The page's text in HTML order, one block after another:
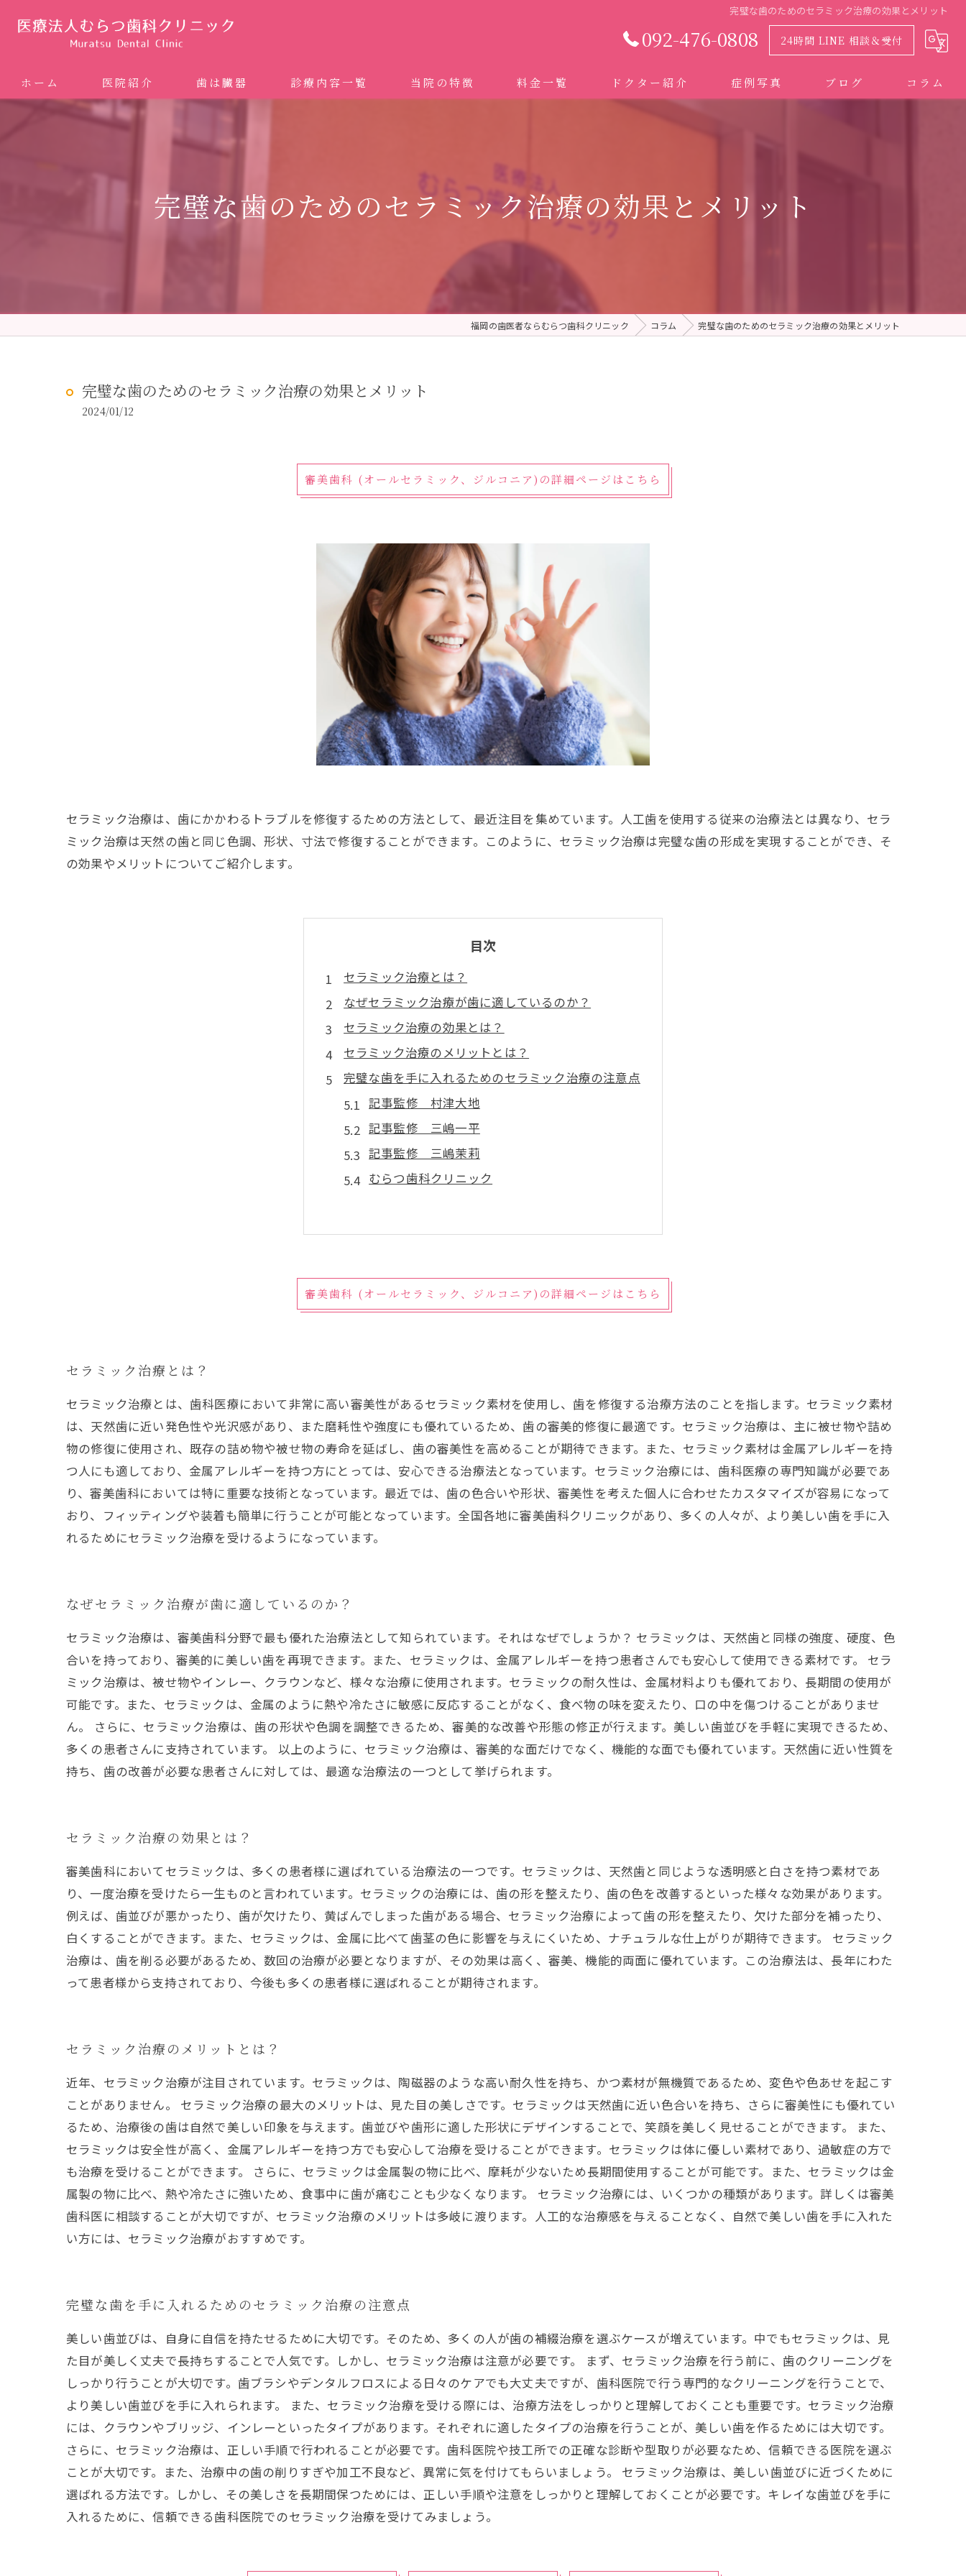
完璧な歯のためのセラミック治療の効果とメリット
092-476-0808 24時間 LINE 相談＆受付
ホーム 医院紹介 歯は臓器 診療内容一覧
矯正歯科 (インビザライン、マウスピース矯正）
ホワイトニング
予防歯科 (メンテナンス)
当院の特徴
ドクターむらつのワンライン歯臓ブラシ
料金一覧 ドクター紹介 症例写真 ブログ コラム
完璧な歯のためのセラミック治療の効果とメリット
福岡の歯医者ならむらつ歯科クリニック コラム 完璧な歯のためのセラミック治療の効果とメリット
完璧な歯のためのセラミック治療の効果とメリット
2024/01/12
審美歯科 (オールセラミック、ジルコニア)の詳細ページはこちら
セラミック治療は、歯にかかわるトラブルを修復するための方法として、最近注目を集めています。人工歯を使用する従来の治療法とは異なり、セラ
ミック治療は天然の歯と同じ色調、形状、寸法で修復することができます。このように、セラミック治療は完璧な歯の形成を実現することができ、そ
の効果やメリットについてご紹介します。
目次
セラミック治療とは？
なぜセラミック治療が歯に適しているのか？
セラミック治療の効果とは？
セラミック治療のメリットとは？
完璧な歯を手に入れるためのセラミック治療の注意点
記事監修 村津大地
記事監修 三嶋一平
記事監修 三嶋茉莉
むらつ歯科クリニック
審美歯科 (オールセラミック、ジルコニア)の詳細ページはこちら
セラミック治療とは？
セラミック治療とは、歯科医療において非常に高い審美性があるセラミック素材を使用し、歯を修復する治療方法のことを指します。セラミック素材
は、天然歯に近い発色性や光沢感があり、また磨耗性や強度にも優れているため、歯の審美的修復に最適です。セラミック治療は、主に被せ物や詰め
物の修復に使用され、既存の詰め物や被せ物の寿命を延ばし、歯の審美性を高めることが期待できます。また、セラミック素材は金属アレルギーを持
つ人にも適しており、金属アレルギーを持つ方にとっては、安心できる治療法となっています。セラミック治療には、歯科医療の専門知識が必要であ
り、審美歯科においては特に重要な技術となっています。最近では、歯の色合いや形状、審美性を考えた個人に合わせたカスタマイズが容易になって
おり、フィッティングや装着も簡単に行うことが可能となっています。全国各地に審美歯科クリニックがあり、多くの人々が、より美しい歯を手に入
れるためにセラミック治療を受けるようになっています。
なぜセラミック治療が歯に適しているのか？
セラミック治療は、審美歯科分野で最も優れた治療法として知られています。それはなぜでしょうか？ セラミックは、天然歯と同様の強度、硬度、色
合いを持っており、審美的に美しい歯を再現できます。また、セラミックは、金属アレルギーを持つ患者さんでも安心して使用できる素材です。 セラ
ミック治療は、被せ物やインレー、クラウンなど、様々な治療に使用されます。セラミックの耐久性は、金属材料よりも優れており、長期間の使用が
可能です。また、セラミックは、金属のように熱や冷たさに敏感に反応することがなく、食べ物の味を変えたり、口の中を傷つけることがありませ
ん。 さらに、セラミック治療は、歯の形状や色調を調整できるため、審美的な改善や形態の修正が行えます。美しい歯並びを手軽に実現できるため、
多くの患者さんに支持されています。 以上のように、セラミック治療は、審美的な面だけでなく、機能的な面でも優れています。天然歯に近い性質を
持ち、歯の改善が必要な患者さんに対しては、最適な治療法の一つとして挙げられます。
セラミック治療の効果とは？
審美歯科においてセラミックは、多くの患者様に選ばれている治療法の一つです。セラミックは、天然歯と同じような透明感と白さを持つ素材であ
り、一度治療を受けたら一生ものと言われています。セラミックの治療には、歯の形を整えたり、歯の色を改善するといった様々な効果があります。
例えば、歯並びが悪かったり、歯が欠けたり、黄ばんでしまった歯がある場合、セラミック治療によって歯の形を整えたり、欠けた部分を補ったり、
白くすることができます。また、セラミックは、金属に比べて歯茎の色に影響を与えにくいため、ナチュラルな仕上がりが期待できます。 セラミック
治療は、歯を削る必要があるため、数回の治療が必要となりますが、その効果は高く、審美、機能的両面に優れています。この治療法は、長年にわた
って患者様から支持されており、今後も多くの患者様に選ばれることが期待されます。
セラミック治療のメリットとは？
近年、セラミック治療が注目されています。セラミックは、陶磁器のような高い耐久性を持ち、かつ素材が無機質であるため、変色や色あせを起こす
ことがありません。 セラミック治療の最大のメリットは、見た目の美しさです。セラミックは天然歯に近い色合いを持ち、さらに審美性にも優れてい
るため、治療後の歯は自然で美しい印象を与えます。歯並びや歯形に適した形状にデザインすることで、笑顔を美しく見せることができます。 また、
セラミックは安全性が高く、金属アレルギーを持つ方でも安心して治療を受けることができます。セラミックは体に優しい素材であり、過敏症の方で
も治療を受けることができます。 さらに、セラミックは金属製の物に比べ、摩耗が少ないため長期間使用することが可能です。また、セラミックは金
属製の物に比べ、熱や冷たさに強いため、食事中に歯が痛むことも少なくなります。 セラミック治療には、いくつかの種類があります。詳しくは審美
歯科医に相談することが大切ですが、セラミック治療のメリットは多岐に渡ります。人工的な治療感を与えることなく、自然で美しい歯を手に入れた
い方には、セラミック治療がおすすめです。
完璧な歯を手に入れるためのセラミック治療の注意点
美しい歯並びは、自身に自信を持たせるために大切です。そのため、多くの人が歯の補綴治療を選ぶケースが増えています。中でもセラミックは、見
た目が美しく丈夫で長持ちすることで人気です。しかし、セラミック治療は注意が必要です。 まず、セラミック治療を行う前に、歯のクリーニングを
しっかり行うことが大切です。歯ブラシやデンタルフロスによる日々のケアでも大丈夫ですが、歯科医院で行う専門的なクリーニングを行うことで、
より美しい歯並びを手に入れられます。 また、セラミック治療を受ける際には、治療方法をしっかりと理解しておくことも重要です。セラミック治療
には、クラウンやブリッジ、インレーといったタイプがあります。それぞれに適したタイプの治療を行うことが、美しい歯を作るためには大切です。
さらに、セラミック治療は、正しい手順で行われることが必要です。歯科医院や技工所での正確な診断や型取りが必要なため、信頼できる医院を選ぶ
ことが大切です。また、治療中の歯の削りすぎや加工不良など、異常に気を付けてもらいましょう。 セラミック治療は、美しい歯並びに近づくために
選ばれる方法です。しかし、その美しさを長期間保つためには、正しい手順や注意をしっかりと理解しておくことが必要です。キレイな歯並びを手に
入れるために、信頼できる歯科医院でのセラミック治療を受けてみましょう。